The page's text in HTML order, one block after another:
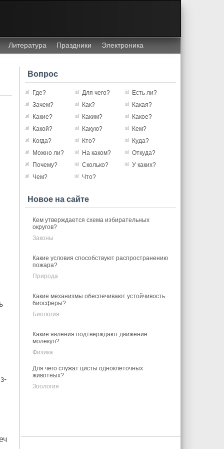
Литература Праздники Электроника
Вопрос
Где? Для чего?
Есть ли?
Зачем?
Как?
Какая?
Какие?
Каким?
Какое?
Какой?
Какую?
Кем?
Когда?
Кто?
Куда?
Можно ли?
На каком?
Откуда?
Почему?
Сколько?
У каких?
Чем?
Что?
Новое на сайте
Кем утверждается схема избирательных
округов?
Законы
Какие условия способствуют распространению
пожара?
Природа
Какие механизмы обеспечивают устойчивость
биосферы?
Биология
Какие явления подтверждают движение
молекул?
Физика
Для чего служат цисты одноклеточных
животных?
Зоология